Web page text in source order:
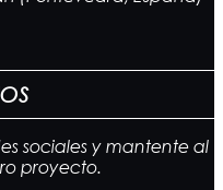
sociales y mantente al
proyecto.